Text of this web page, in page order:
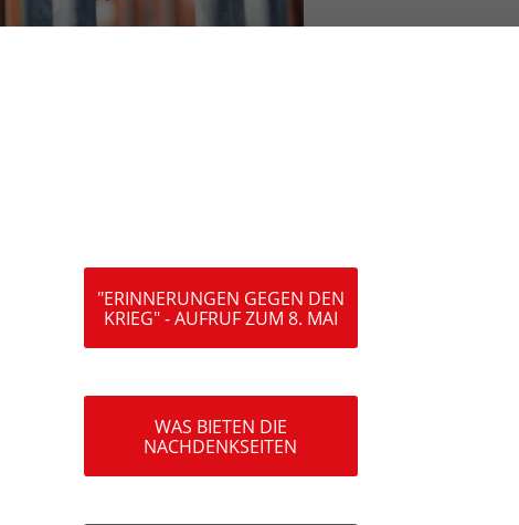
"ERINNERUNGEN GEGEN DEN
KRIEG" - AUFRUF ZUM 8. MAI
WAS BIETEN DIE
NACHDENKSEITEN